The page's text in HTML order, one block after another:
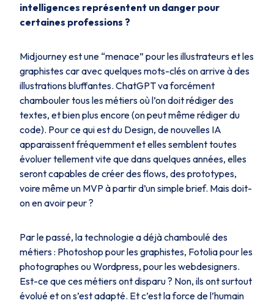
intelligences représentent un danger pour
certaines professions ?
Midjourney est une “menace” pour les illustrateurs et les
graphistes car avec quelques mots-clés on arrive à des
illustrations bluffantes. ChatGPT va forcément
chambouler tous les métiers où l’on doit rédiger des
textes, et bien plus encore (on peut même rédiger du
code). Pour ce qui est du Design, de nouvelles IA
apparaissent fréquemment et elles semblent toutes
évoluer tellement vite que dans quelques années, elles
seront capables de créer des flows, des prototypes,
voire même un MVP à partir d’un simple brief. Mais doit-
on en avoir peur ?
Par le passé, la technologie a déjà chamboulé des
métiers : Photoshop pour les graphistes, Fotolia pour les
photographes ou Wordpress, pour les webdesigners.
Est-ce que ces métiers ont disparu ? Non, ils ont surtout
évolué et on s’est adapté. Et c’est la force de l’humain